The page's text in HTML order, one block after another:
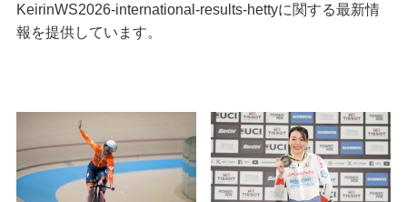
KeirinWS2026-international-results-hettyに関する最新情
報を提供しています。